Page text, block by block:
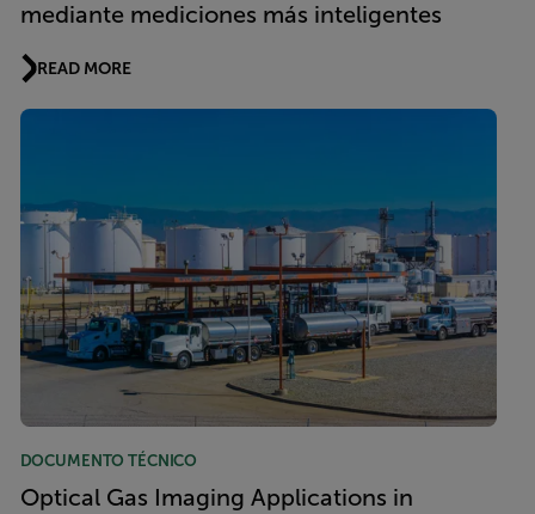
mediante mediciones más inteligentes
READ MORE
DOCUMENTO TÉCNICO
Optical Gas Imaging Applications in